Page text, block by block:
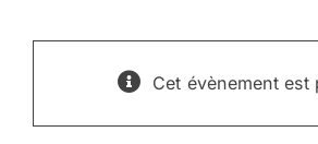
Cet évènement est